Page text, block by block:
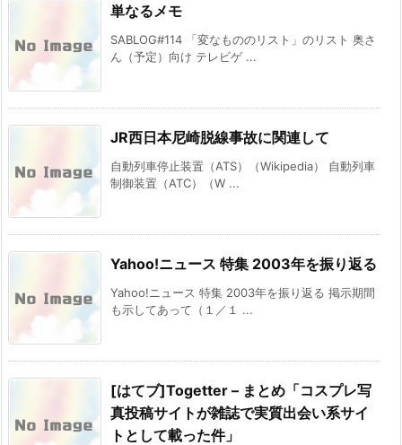
単なるメモ
SABLOG#114 「変なもののリスト」のリスト 奥さ
ん（予定）向け テレビゲ ...
JR西日本尼崎脱線事故に関連して
自動列車停止装置（ATS）（Wikipedia） 自動列車
制御装置（ATC）（W ...
Yahoo!ニュース 特集 2003年を振り返る
Yahoo!ニュース 特集 2003年を振り返る 掲示期間
も示してあって（１／１ ...
[はてブ]Togetter – まとめ「コスプレ写
真投稿サイトが雑誌で実質出会い系サイ
トとして載った件」